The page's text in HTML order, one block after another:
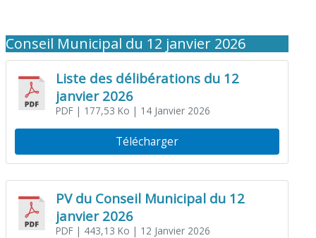
Conseil Municipal du 12 janvier 2026
Liste des délibérations du 12
janvier 2026
PDF| 177,53 Ko | 14 Janvier 2026
Télécharger
PV du Conseil Municipal du 12
janvier 2026
PDF| 443,13 Ko | 12 Janvier 2026